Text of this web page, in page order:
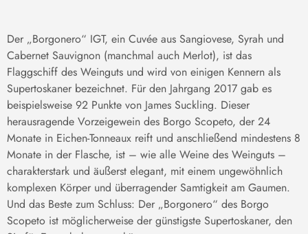
Der „Borgonero“ IGT, ein Cuvée aus Sangiovese, Syrah und
Cabernet Sauvignon (manchmal auch Merlot), ist das
Flaggschiff des Weinguts und wird von einigen Kennern als
Supertoskaner bezeichnet. Für den Jahrgang 2017 gab es
beispielsweise 92 Punkte von James Suckling. Dieser
herausragende Vorzeigewein des Borgo Scopeto, der 24
Monate in Eichen-Tonneaux reift und anschließend mindestens 8
Monate in der Flasche, ist – wie alle Weine des Weinguts –
charakterstark und äußerst elegant, mit einem ungewöhnlich
komplexen Körper und überragender Samtigkeit am Gaumen.
Und das Beste zum Schluss: Der „Borgonero“ des Borgo
Scopeto ist möglicherweise der günstigste Supertoskaner, den